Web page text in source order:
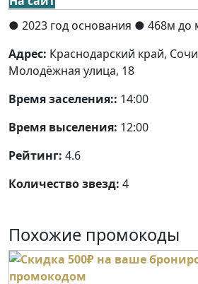
● 2023 год основания ● 468м до
Адрес: Краснодарский край,
Молодёжная улица, 18
Время заселения:: 14:00
Время выселения: 12:00
Рейтинг: 4.6
Количество звезд: 4
Похожие промокоды